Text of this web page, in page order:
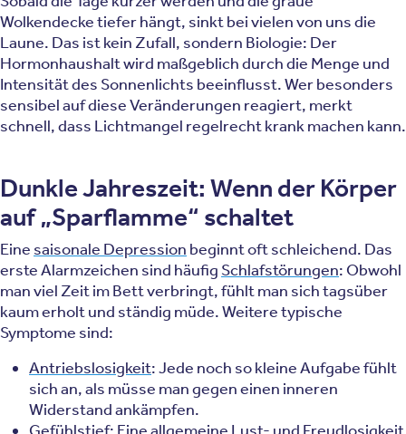
Wolkendecke tiefer hängt, sinkt bei vielen von uns die
Laune. Das ist kein Zufall, sondern Biologie: Der
Hormonhaushalt wird maßgeblich durch die Menge und
Intensität des Sonnenlichts beeinflusst. Wer besonders
sensibel auf diese Veränderungen reagiert, merkt
schnell, dass Lichtmangel regelrecht krank machen kann.
Dunkle Jahreszeit: Wenn der Körper
auf „Sparflamme“ schaltet
Eine saisonale Depression beginnt oft schleichend. Das
erste Alarmzeichen sind häufig Schlafstörungen: Obwohl
man viel Zeit im Bett verbringt, fühlt man sich tagsüber
kaum erholt und ständig müde. Weitere typische
Symptome sind:
Antriebslosigkeit: Jede noch so kleine Aufgabe fühlt
sich an, als müsse man gegen einen inneren
Widerstand ankämpfen.